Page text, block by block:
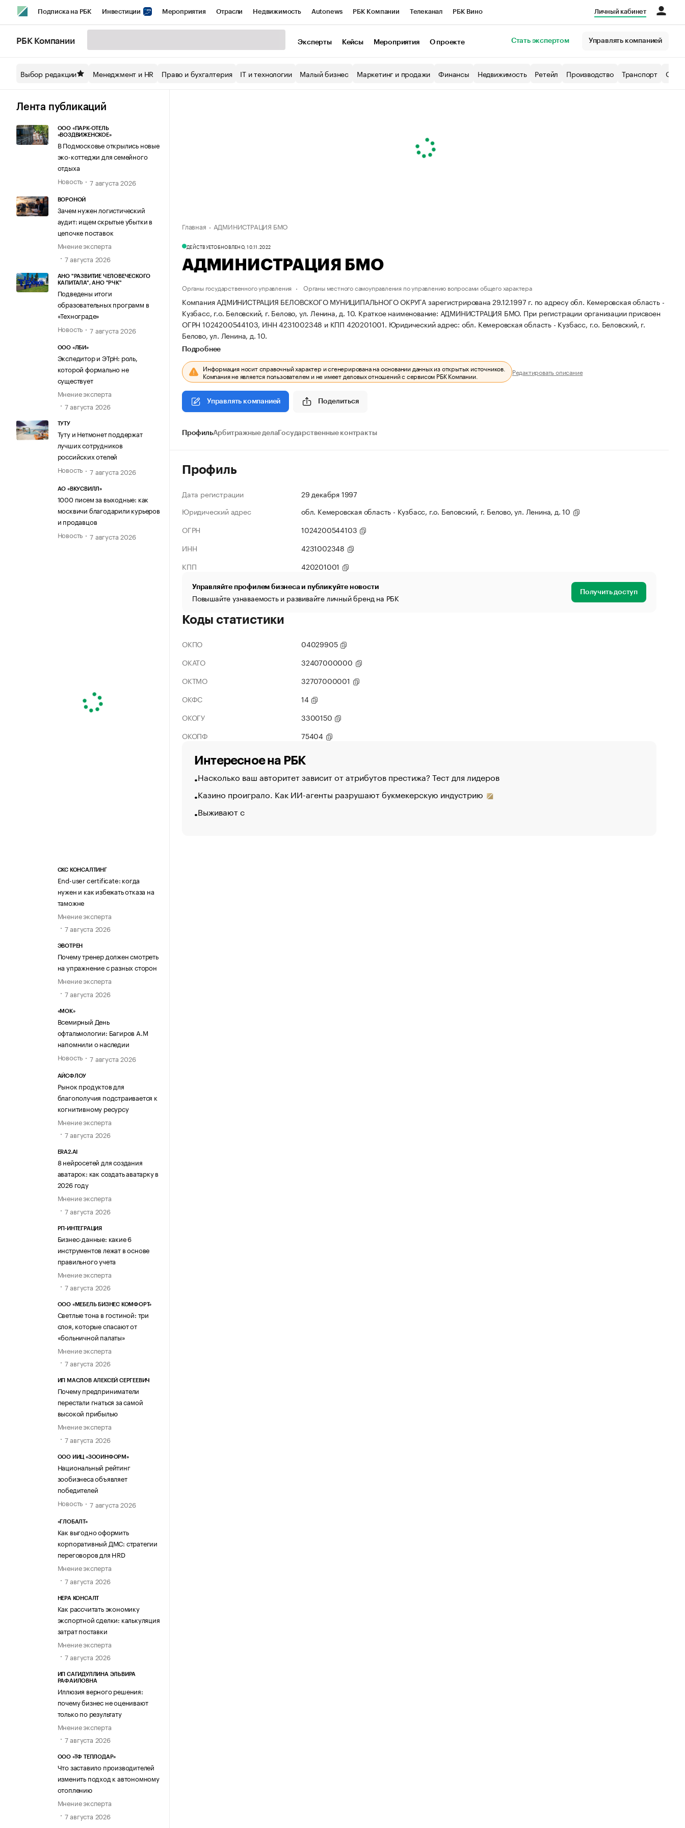
Подписка на РБК Инвестиции Мероприятия Отрасли Недвижимость Autonews РБК Компании Телеканал РБК Вино
Спецпроекты СПб Конференции СПб Спецпроекты Экономика Бизнес
Технологии и медиа
Личный кабинет
РБК Компании Эксперты Кейсы Мероприятия О проекте Стать экспертом Управлять компанией
Выбор редакции Менеджмент и HR Право и бухгалтерия IT и технологии Малый бизнес Маркетинг и продажи Финансы Недвижимость Ретейл Производство Транспорт
Лента публикаций
ООО «ПАРК-ОТЕЛЬ
«ВОЗДВИЖЕНСКОЕ»
В Подмосковье открылись новые
эко-коттеджи для семейного
отдыха
Новость
7 августа 2026
ВОРОНОЙ
Зачем нужен логистический
аудит: ищем скрытые убытки в
цепочке поставок
Мнение эксперта
7 августа 2026
АНО "РАЗВИТИЕ ЧЕЛОВЕЧЕСКОГО
КАПИТАЛА", АНО "РЧК"
Подведены итоги
образовательных программ в
«Технограде»
Новость
7 августа 2026
ООО «ЛБИ»
Экспедитор и ЭТрН: роль,
которой формально не
существует
Мнение эксперта
7 августа 2026
ТУТУ
Туту и Нетмонет поддержат
лучших сотрудников
российских отелей
Новость
7 августа 2026
АО «ВКУСВИЛЛ»
1000 писем за выходные: как
москвичи благодарили курьеров
и продавцов
Новость
7 августа 2026
СКС КОНСАЛТИНГ
End-user certificate: когда
нужен и как избежать отказа на
таможне
Мнение эксперта
7 августа 2026
ЭВОТРЕН
Почему тренер должен смотреть
на упражнение с разных сторон
Мнение эксперта
7 августа 2026
«МОК»
Всемирный День
офтальмологии: Багиров А.М
напомнили о наследии
Новость
7 августа 2026
АЙСФЛОУ
Рынок продуктов для
благополучия подстраивается к
когнитивному ресурсу
Мнение эксперта
7 августа 2026
ERA2.AI
8 нейросетей для создания
аватарок: как создать аватарку в
2026 году
Мнение эксперта
7 августа 2026
РП-ИНТЕГРАЦИЯ
Бизнес-данные: какие 6
инструментов лежат в основе
правильного учета
Мнение эксперта
7 августа 2026
ООО «МЕБЕЛЬ БИЗНЕС КОМФОРТ»
Светлые тона в гостиной: три
слоя, которые спасают от
«больничной палаты»
Мнение эксперта
7 августа 2026
ИП МАСЛОВ АЛЕКСЕЙ СЕРГЕЕВИЧ
Почему предприниматели
перестали гнаться за самой
высокой прибылью
Мнение эксперта
7 августа 2026
ООО ИИЦ «ЗООИНФОРМ»
Национальный рейтинг
зообизнеса объявляет
победителей
Новость
7 августа 2026
«ГЛОБАЛТ»
Как выгодно оформить
корпоративный ДМС: стратегии
переговоров для HRD
Мнение эксперта
7 августа 2026
НЕРА КОНСАЛТ
Как рассчитать экономику
экспортной сделки: калькуляция
затрат поставки
Мнение эксперта
7 августа 2026
ИП САГИДУЛЛИНА ЭЛЬВИРА
РАФАИЛОВНА
Иллюзия верного решения:
почему бизнес не оценивают
только по результату
Мнение эксперта
7 августа 2026
ООО «ТФ ТЕПЛОДАР»
Что заставило производителей
изменить подход к автономному
отоплению
Мнение эксперта
7 августа 2026
Главная АДМИНИСТРАЦИЯ БМО
ДЕЙСТВУЕТОБНОВЛЕНО, 10.11.2022
АДМИНИСТРАЦИЯ БМО
Органы государственного управления Органы местного самоуправления по управлению вопросами общего характера
Компания АДМИНИСТРАЦИЯ БЕЛОВСКОГО МУНИЦИПАЛЬНОГО ОКРУГА зарегистрирована 29.12.1997 г. по адресу обл. Кемеровская область -
Кузбасс, г.о. Беловский, г. Белово, ул. Ленина, д. 10. Краткое наименование: АДМИНИСТРАЦИЯ БМО. При регистрации организации присвоен
ОГРН 1024200544103, ИНН 4231002348 и КПП 420201001. Юридический адрес: обл. Кемеровская область - Кузбасс, г.о. Беловский, г.
Белово, ул. Ленина, д. 10.
Подробнее
Информация носит справочный характер и сгенерирована на основании данных из открытых источников.
Компания не является пользователем и не имеет деловых отношений с сервисом РБК Компании. Редактировать описание
Управлять компанией Поделиться
ПрофильАрбитражные дела Государственные контракты
Профиль
Дата регистрации
29 декабря 1997
Юридический адрес
обл. Кемеровская область - Кузбасс, г.о. Беловский, г. Белово, ул. Ленина, д. 10
ОГРН
1024200544103
ИНН
4231002348
КПП
420201001
Управляйте профилем бизнеса и публикуйте новости
Повышайте узнаваемость и развивайте личный бренд на РБК Получить доступ
Коды статистики
ОКПО
04029905
ОКАТО
32407000000
ОКТМО
32707000001
ОКФС
14
ОКОГУ
3300150
ОКОПФ
75404
Интересное на РБК
Насколько ваш авторитет зависит от атрибутов престижа? Тест для лидеров
Казино проиграло. Как ИИ-агенты разрушают букмекерскую индустрию
Выживают с